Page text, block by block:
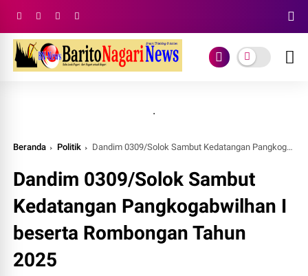
.
Beranda Politik Dandim 0309/Solok Sambut Kedatangan Pangkogabwilhan I beserta Rombongan Tahun 2025
Dandim 0309/Solok Sambut
Kedatangan Pangkogabwilhan I
beserta Rombongan Tahun
2025